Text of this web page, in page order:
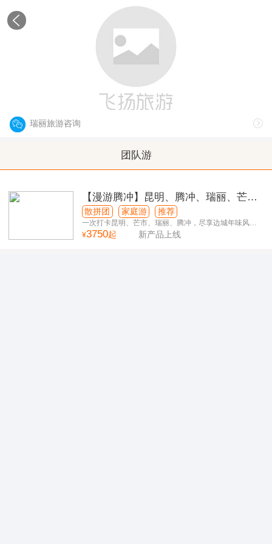
瑞丽旅游咨询
团队游
【漫游腾冲】昆明、腾冲、瑞丽、芒市
双飞双动6日游
散拼团 家庭游 推荐
一次打卡昆明、芒市、瑞丽、腾冲，尽享边城年味风
情！
¥3750起 新产品上线